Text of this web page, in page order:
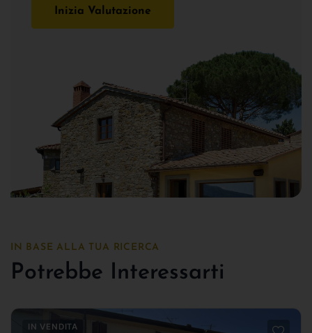
Inizia Valutazione
IN BASE ALLA TUA RICERCA
Potrebbe Interessarti
IN VENDITA